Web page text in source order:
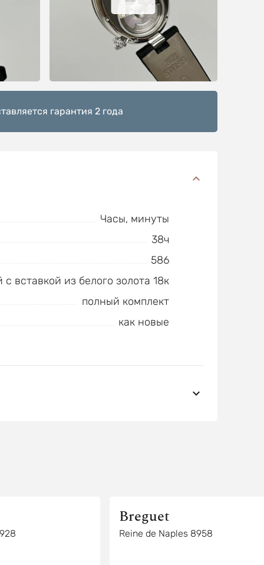
гарантия 2 года
Часы, минуты
38ч
586
вставкой из белого золота 18к
полный комплект
как новые
Breguet
Reine de Naples 8958